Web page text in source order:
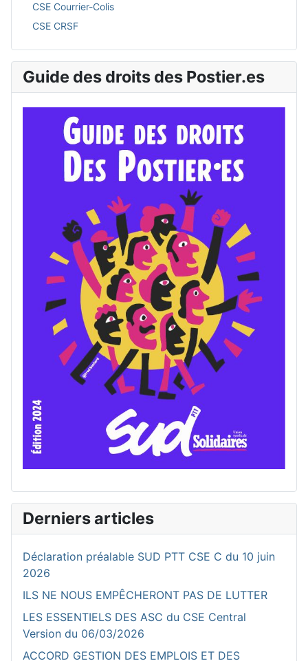
CSE Courrier-Colis
CSE CRSF
Guide des droits des Postier.es
Derniers articles
Déclaration préalable SUD PTT CSE C du 10 juin
2026
ILS NE NOUS EMPÊCHERONT PAS DE LUTTER
LES ESSENTIELS DES ASC du CSE Central
Version du 06/03/2026
ACCORD GESTION DES EMPLOIS ET DES